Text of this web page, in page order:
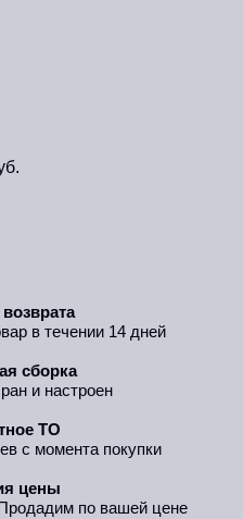
в течении 14 дней
сборка
и настроен
ТО
с момента покупки
цены
по вашей цене